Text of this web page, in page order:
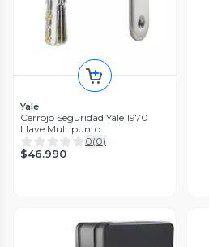
Yale
Cerrojo Seguridad Yale 1970
Llave Multipunto
0(0)
$46.990